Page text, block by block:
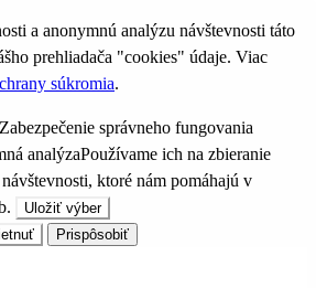
a anonymnú analýzu návštevnosti táto
prehliadača "cookies" údaje. Viac
súkromia.
Zabezpečenie správneho fungovania
analýzaPoužívame ich na zbieranie
ktoré nám pomáhajú v
Uložiť výber
Prispôsobiť